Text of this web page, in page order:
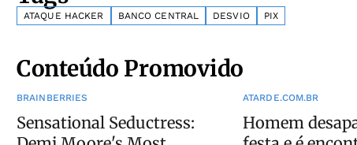
ATAQUE HACKER BANCO CENTRAL DESVIO PIX